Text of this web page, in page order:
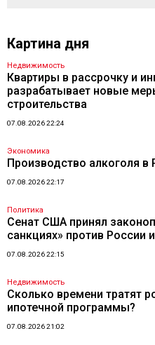
Картина дня
Недвижимость
Квартиры в рассрочку и
разрабатывает новые
строительства
07.08.2026 22:24
Экономика
Производство алкоголя
07.08.2026 22:17
Политика
Сенат США принял
санкциях» против России
07.08.2026 22:15
Недвижимость
Сколько времени тратят
ипотечной программы?
07.08.2026 21:02